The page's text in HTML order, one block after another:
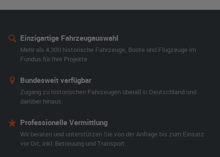
Einzigartige Fahrzeugauswahl
Mehr als 4.300 historische Fahrzeuge, Boote und Flugzeuge im
Fundus für Ihre Projekte.
Bundesweit verfügbar
Zugang zu historischen Fahrzeugen überall in Deutschland und
darüber hinaus.
Professionelle Vermittlung
Wir beraten und unterstützen Sie von der Anfrage bis zum Einsatz
vor Ort, inkl. Betreuung und Transport.